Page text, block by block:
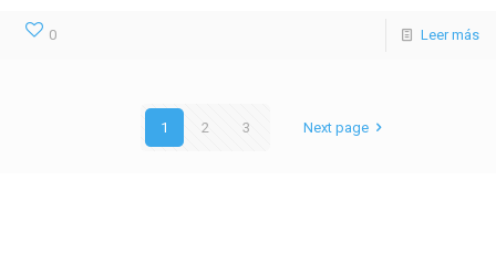
0 Leer más
1 2 3 Next page